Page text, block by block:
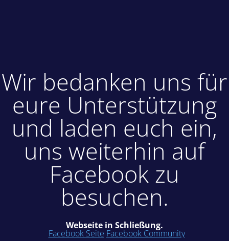
Wir bedanken uns für
eure Unterstützung
und laden euch ein,
uns weiterhin auf
Facebook zu
besuchen.
Webseite in Schließung.
Facebook Seite Facebook Community